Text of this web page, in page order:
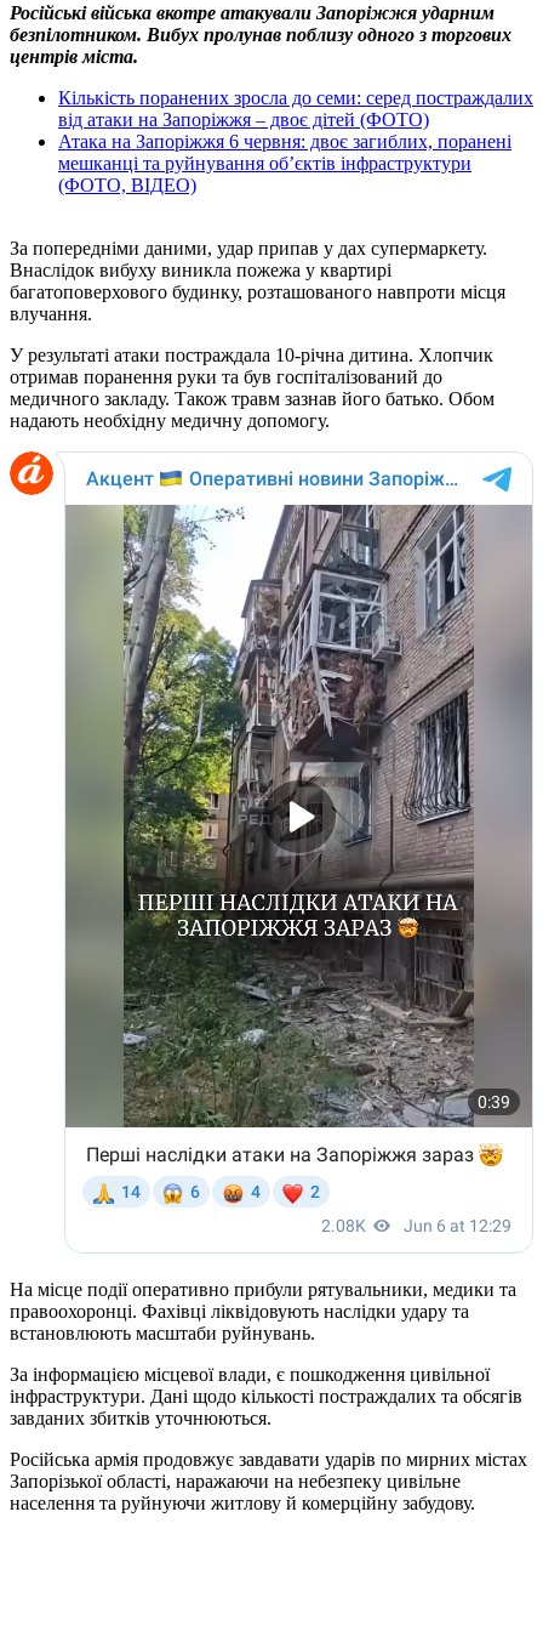
Російські війська вкотре атакували Запоріжжя ударним
безпілотником. Вибух пролунав поблизу одного з торгових
центрів міста.
Кількість поранених зросла до семи: серед постраждалих
від атаки на Запоріжжя – двоє дітей (ФОТО)
Атака на Запоріжжя 6 червня: двоє загиблих, поранені
мешканці та руйнування об’єктів інфраструктури
(ФОТО, ВІДЕО)
За попередніми даними, удар припав у дах супермаркету.
Внаслідок вибуху виникла пожежа у квартирі
багатоповерхового будинку, розташованого навпроти місця
влучання.
У результаті атаки постраждала 10-річна дитина. Хлопчик
отримав поранення руки та був госпіталізований до
медичного закладу. Також травм зазнав його батько. Обом
надають необхідну медичну допомогу.
На місце події оперативно прибули рятувальники, медики та
правоохоронці. Фахівці ліквідовують наслідки удару та
встановлюють масштаби руйнувань.
За інформацією місцевої влади, є пошкодження цивільної
інфраструктури. Дані щодо кількості постраждалих та обсягів
завданих збитків уточнюються.
Російська армія продовжує завдавати ударів по мирних містах
Запорізької області, наражаючи на небезпеку цивільне
населення та руйнуючи житлову й комерційну забудову.